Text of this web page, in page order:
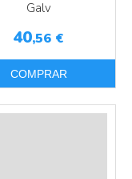
Galv
40,56 €
COMPRAR
Más info